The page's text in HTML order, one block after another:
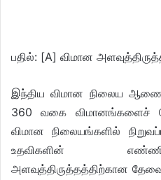
பதில்: [A] விமான
இந்திய விமான நிலைய
360 வகை விமானங்களைச்
விமான நிலையங்களில்
உதவிகளின்
அளவுத்திருத்தத்திற்கான